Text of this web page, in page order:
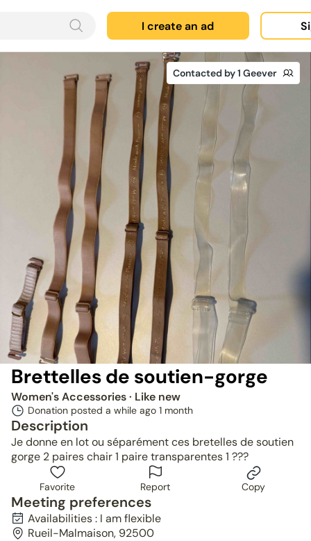
I create an ad
Contacted by 1 Geever
Brettelles de soutien-gorge
Women's Accessories· Like new
Donation posted a while ago 1 month
Description
Je donne en lot ou séparément ces bretelles de soutien
gorge 2 paires chair 1 paire transparentes 1 ???
Favorite Report Copy
Meeting preferences
Availabilities : I am flexible
Rueil-Malmaison, 92500